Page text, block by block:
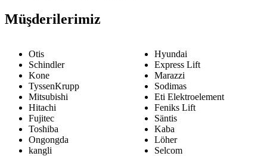
Müşderilerimiz
Otis
Schindler
Kone
TyssenKrupp
Mitsubishi
Hitachi
Fujitec
Toshiba
Ongongda
kangli
Hyundai
Express Lift
Marazzi
Sodimas
Eti Elektroelement
Feniks Lift
Säntis
Kaba
Löher
Selcom